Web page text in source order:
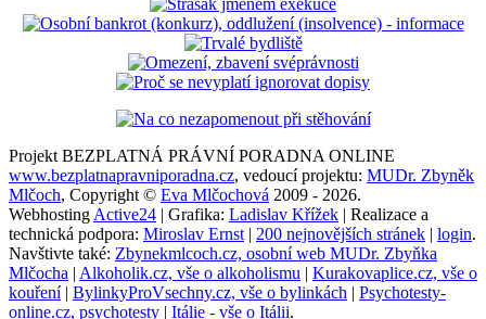
Projekt BEZPLATNÁ PRÁVNÍ PORADNA ONLINE
www.bezplatnapravniporadna.cz, vedoucí projektu: MUDr. Zbyněk
Mlčoch, Copyright © Eva Mlčochová 2009 - 2026.
Webhosting Active24 | Grafika: Ladislav Křížek | Realizace a
technická podpora: Miroslav Ernst | 200 nejnovějších stránek | login.
Navštivte také: Zbynekmlcoch.cz, osobní web MUDr. Zbyňka
Mlčocha | Alkoholik.cz, vše o alkoholismu | Kurakovaplice.cz, vše o
kouření| BylinkyProVsechny.cz, vše o bylinkách | Psychotesty-
online.cz, psychotesty | Itálie - vše o Itálii.